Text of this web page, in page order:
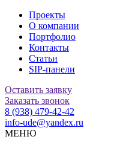
Проекты
О компании
Портфолио
Контакты
Статьи
SIP-панели
Оставить заявку
Заказать звонок
8 (938) 479-42-42
info-ude@yandex.ru
МЕНЮ